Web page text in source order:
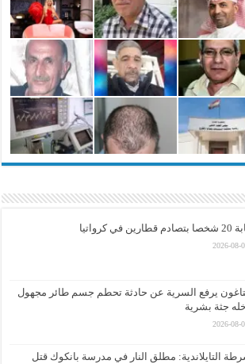
في كرواتيا
2026-08-
يرفع السرية عن حادثة تحطم جسم طائر مجهول
جثة بشرية
2026-08-
التايلاندية: مطلق النار في مدرسة بانكوك قتل